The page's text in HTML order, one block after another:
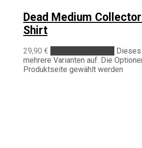
Dead Medium
Shirt
29,90 €
mehrere Varianten auf. Die
Produktseite gewählt werden